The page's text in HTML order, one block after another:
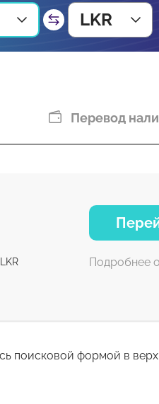
LKR
Перевод
LKR Подробнее
30 мин
поисковой формой в